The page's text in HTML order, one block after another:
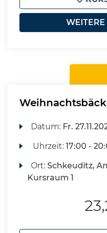
WEITERE
Datum: Fr.
Uhrzeit:17:00 -
Ort:Schkeuditz,
Kursraum 1